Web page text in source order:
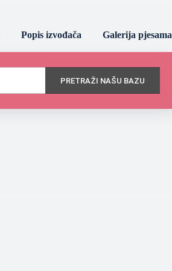
Popis izvođača Galerija pjesama
PRETRAŽI NAŠU BAZU